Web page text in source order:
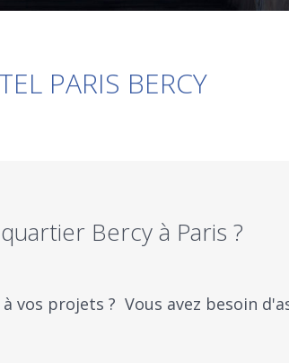
PARIS BERCY
Bercy à Paris ?
vos projets ? ​ Vous avez besoin